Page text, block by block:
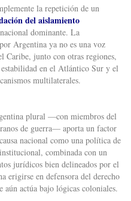
la repetición de un
del aislamiento
dominante. La
Argentina ya no es una voz
Caribe, junto con otras regiones,
en el Atlántico Sur y el
multilaterales.
plural —con miembros del
de guerra— aporta un factor
nacional como una política de
combinada con un
jurídicos bien delineados por el
erigirse en defensora del derecho
actúa bajo lógicas coloniales.